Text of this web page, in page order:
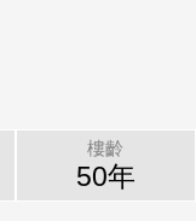
樓齡
50年